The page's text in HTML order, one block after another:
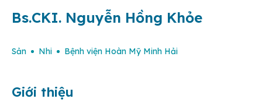
Bs.CKI. Nguyễn Hồng Khỏe
Sản Nhi Bệnh viện Hoàn Mỹ Minh Hải
Giới thiệu